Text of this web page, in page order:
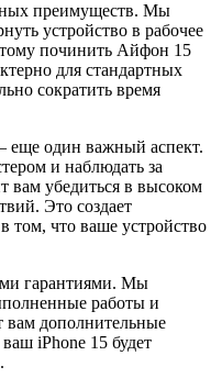
преимуществ. Мы
устройство в рабочее
починить Айфон 15
для стандартных
сократить время
еще один важный аспект.
и наблюдать за
вам убедиться в высоком
Это создает
том, что ваше устройство
гарантиями. Мы
работы и
вам дополнительные
iPhone 15 будет